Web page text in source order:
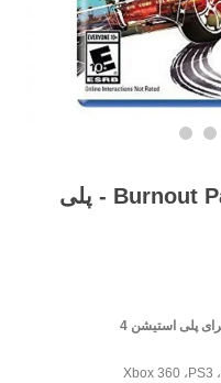
بازی Burnout Paradise Remastered - پلی